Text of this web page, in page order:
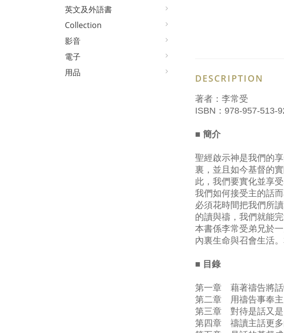
英文及外語書
Collection
影音
電子
用品
DESCRIPTION
著者：李常受
ISBN：978-957-513-
■ 簡介
聖經啟示神是我們的
裏，並且如今基督的
此，我們要實化並享
我們如何接受主的話
必須花時間把我們所
的讀與禱，我們就能
本書係李常受弟兄於
內裏生命與召會生活
■ 目錄
第一章 藉著禱告將話
第二章 用禱告事奉主
第三章 對待是話又是
第四章 禱讀主話更多